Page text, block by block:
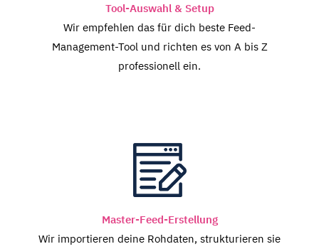
Tool-Auswahl & Setup
Wir empfehlen das für dich beste Feed-
Management-Tool und richten es von A bis Z
professionell ein.
Master-Feed-Erstellung
Wir importieren deine Rohdaten, strukturieren sie